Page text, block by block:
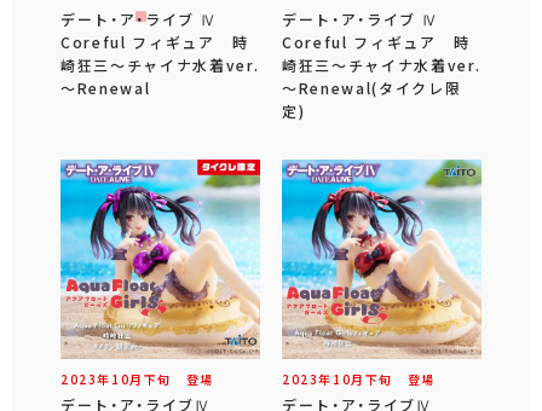
デート・ア・ライブ Ⅳ
Coreful フィギュア 時
崎狂三～チャイナ水着ver.
～Renewal
デート・ア・ライブ Ⅳ
Coreful フィギュア 時
崎狂三～チャイナ水着ver.
～Renewal(タイクレ限
定)
2023年 10月 下旬 登場
デート・ア・ライブⅣ
2023年 10月 下旬 登場
デート・ア・ライブⅣ